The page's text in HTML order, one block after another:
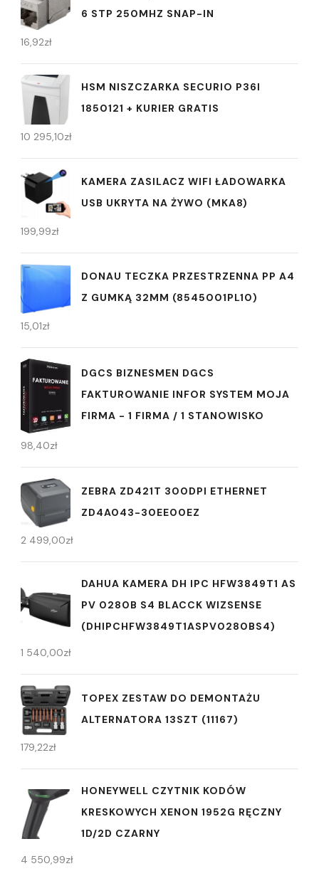
6 STP 250MHZ SNAP-IN
16,92zł
HSM NISZCZARKA SECURIO P36I
1850121 + KURIER GRATIS
10 295,10zł
KAMERA ZASILACZ WIFI ŁADOWARKA
USB UKRYTA NA ŻYWO (MKA8)
199,99zł
DONAU TECZKA PRZESTRZENNA PP A4
Z GUMKĄ 32MM (8545001PL10)
15,01zł
DGCS BIZNESMEN DGCS
FAKTUROWANIE INFOR SYSTEM MOJA
FIRMA - 1 FIRMA / 1 STANOWISKO
98,40zł
ZEBRA ZD421T 300DPI ETHERNET
ZD4A043-30EE00EZ
2 499,00zł
DAHUA KAMERA DH IPC HFW3849T1 AS
PV 0280B S4 BLACCK WIZSENSE
(DHIPCHFW3849T1ASPV0280BS4)
1 540,00zł
TOPEX ZESTAW DO DEMONTAŻU
ALTERNATORA 13SZT (11167)
179,22zł
HONEYWELL CZYTNIK KODÓW
KRESKOWYCH XENON 1952G RĘCZNY
1D/2D CZARNY
4 550,99zł